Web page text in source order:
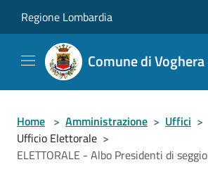
Regione Lombardia
Comune di Voghera
Home > Amministrazione > Uffici >
Ufficio Elettorale >
ELETTORALE - Albo Presidenti di seggio